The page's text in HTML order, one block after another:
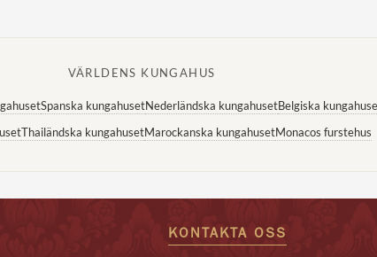
VÄRLDENS KUNGAHUS
Spanska kungahusetNederländska kungahusetBelgiska
Thailändska kungahusetMarockanska kungahusetMonacos furstehus
KONTAKTA OSS